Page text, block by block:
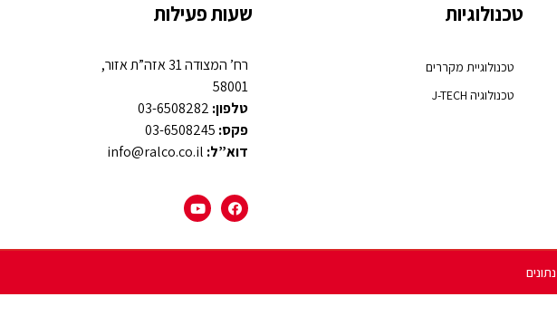
טכנולוגיות
טכנולוגיית מקררים
טכנולוגיה J-TECH
שעות פעילות
רח’ המצודה 31 אזה”ת אזור,
58001
טלפון:
פקס:
דוא”ל: